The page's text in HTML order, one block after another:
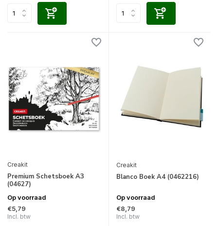
Creakit
Premium Schetsboek A3
(04627)
Op voorraad
€5,79
Incl. btw
Creakit
Blanco Boek A4 (0462216)
Op voorraad
€8,79
Incl. btw